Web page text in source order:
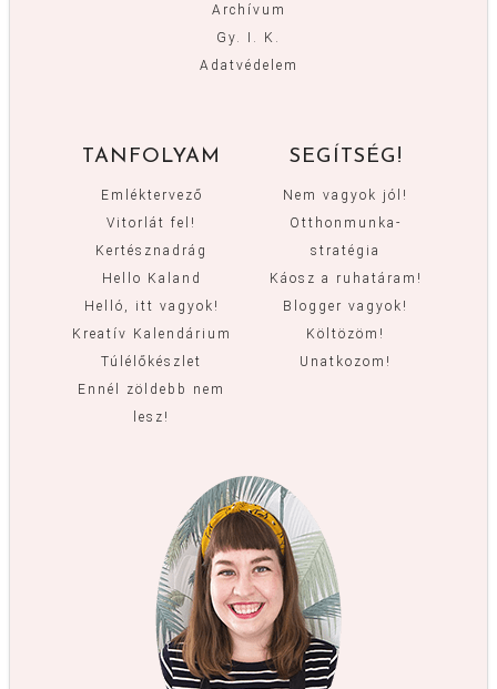
Archívum
Gy. I. K.
Adatvédelem
TANFOLYAM
Emléktervező
Vitorlát fel!
Kertésznadrág
Hello Kaland
Helló, itt vagyok!
Kreatív Kalendárium
Túlélőkészlet
Ennél zöldebb nem
lesz!
SEGÍTSÉG!
Nem vagyok jól!
Otthonmunka-
stratégia
Káosz a ruhatáram!
Blogger vagyok!
Költözöm!
Unatkozom!